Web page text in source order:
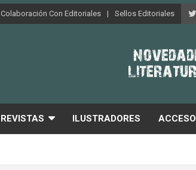
Colaboración Con Editoriales Sellos Editoriales
REVISTAS ILUSTRADORES ACCESO